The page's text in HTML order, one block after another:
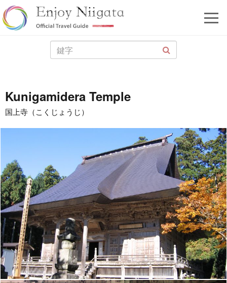
Kunigamidera Temple
国上寺（こくじょうじ）